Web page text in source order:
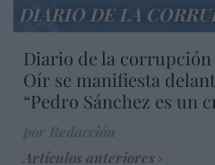
DIARIO DE LA
Diario de la corrupción
Oír se manifiesta
“Pedro Sánchez es un
Artículos anteriores